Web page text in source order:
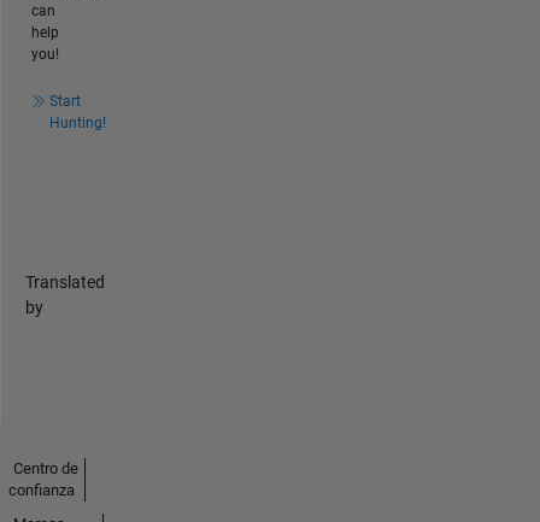
can
help
you!
Start
Hunting!
Translated
by
Centro de
confianza